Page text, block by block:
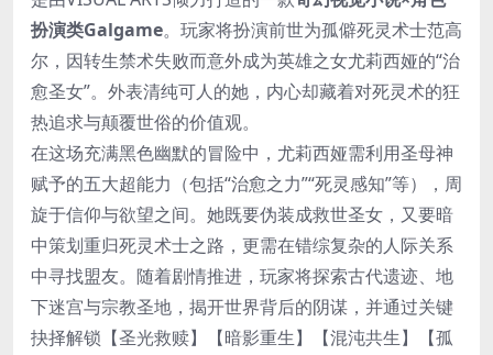
扮演类Galgame。玩家将扮演前世为孤僻死灵术士范高
尔，因转生禁术失败而意外成为英雄之女尤莉西娅的“治
愈圣女”。外表清纯可人的她，内心却藏着对死灵术的狂
热追求与颠覆世俗的价值观。
在这场充满黑色幽默的冒险中，尤莉西娅需利用圣母神
赋予的五大超能力（包括“治愈之力”“死灵感知”等），周
旋于信仰与欲望之间。她既要伪装成救世圣女，又要暗
中策划重归死灵术士之路，更需在错综复杂的人际关系
中寻找盟友。随着剧情推进，玩家将探索古代遗迹、地
下迷宫与宗教圣地，揭开世界背后的阴谋，并通过关键
抉择解锁【圣光救赎】【暗影重生】【混沌共生】【孤